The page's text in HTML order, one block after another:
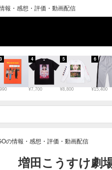
報・感想・評価・動画配信
3
¥7,700
4
¥8,800
5
¥15,400
6
の情報・感想・評価・動画配信
増田こうすけ劇